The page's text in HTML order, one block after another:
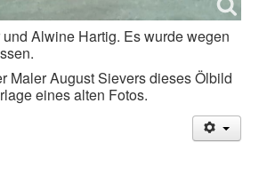
Alwine Hartig. Es wurde wegen
Maler August Sievers dieses Ölbild
eines alten Fotos.